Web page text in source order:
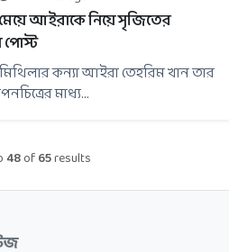
আইরাকে নিয়ে সৃজিতের
কন্যা আইরা তেহরিম খান তার
মাধ্য...
48of65results